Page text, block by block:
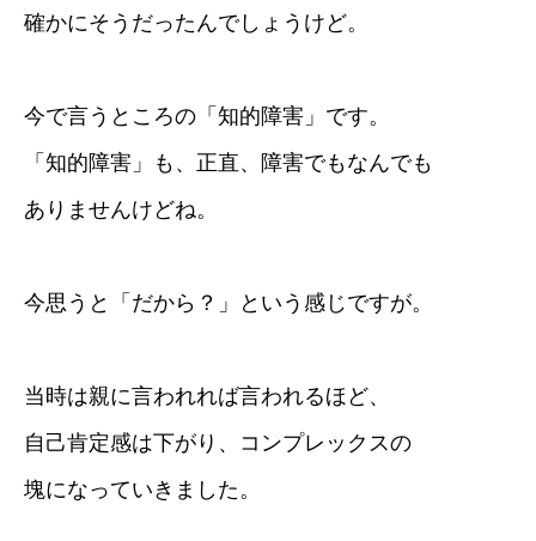
確かにそうだったんでしょうけど。
今で言うところの「知的障害」です。
「知的障害」も、正直、障害でもなんでも
ありませんけどね。
今思うと「だから？」という感じですが。
当時は親に言われれば言われるほど、
自己肯定感は下がり、コンプレックスの
塊になっていきました。